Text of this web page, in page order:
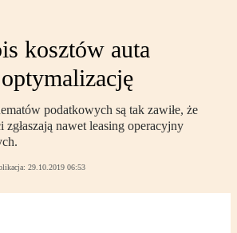
kosztów auta
podatkowych są tak zawiłe, że
zgłaszają nawet leasing operacyjny
29.10.2019 06:53